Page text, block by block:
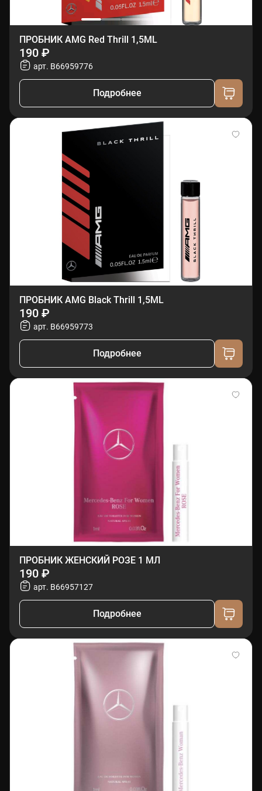
ПРОБНИК AMG Red Thrill 1,5ML
190 ₽
арт. B66959776
Подробнее
ПРОБНИК AMG Black Thrill 1,5ML
190 ₽
арт. B66959773
Подробнее
ПРОБНИК ЖЕНСКИЙ РОЗЕ 1 МЛ
190 ₽
арт. B66957127
Подробнее